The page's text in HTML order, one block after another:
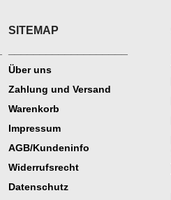
SITEMAP
Über uns
Zahlung und Versand
Warenkorb
Impressum
AGB/Kundeninfo
Widerrufsrecht
Datenschutz